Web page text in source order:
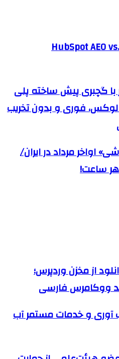
HubSpot AEO
با گچبری پیش ساخته پلی
لوکس، فوری و بدون تخریب
اواخر مرداد در ایران/
از مخزن وردپرس؛
ووکامرس فارسی
آوری و خدمات مستمر آب